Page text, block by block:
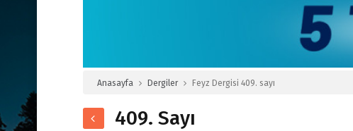
Anasayfa Dergiler Feyz Dergisi 409. sayı
409. Sayı